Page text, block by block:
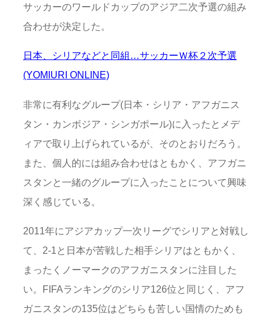
サッカーのワールドカップのアジア二次予選の組み
合わせが決定した。
日本、シリアなどと同組…サッカーＷ杯２次予選
(YOMIURI ONLINE)
非常に有利なグループ(日本・シリア・アフガニス
タン・カンボジア・シンガポール)に入ったとメデ
ィアで取り上げられているが、そのとおりだろう。
また、個人的には組み合わせはともかく、アフガニ
スタンと一緒のグループに入ったことについて興味
深く感じている。
2011年にアジアカップ一次リーグでシリアと対戦し
て、2-1と日本が苦戦した相手シリアはともかく、
まったくノーマークのアフガニスタンに注目した
い。FIFAランキングのシリア126位と同じく、アフ
ガニスタンの135位はどちらも苦しい国情のためも